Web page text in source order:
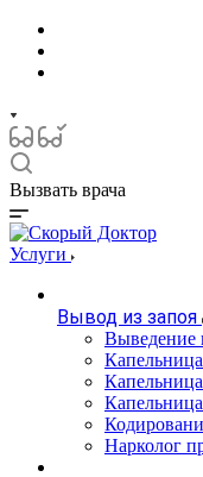
Вызвать врача
Услуги
Вывод из запоя
Выведение
Нарколог